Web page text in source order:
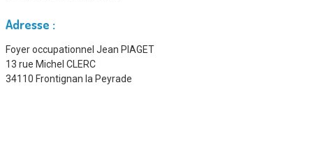
Adresse :
Foyer occupationnel Jean PIAGET
13 rue Michel CLERC
34110 Frontignan la Peyrade